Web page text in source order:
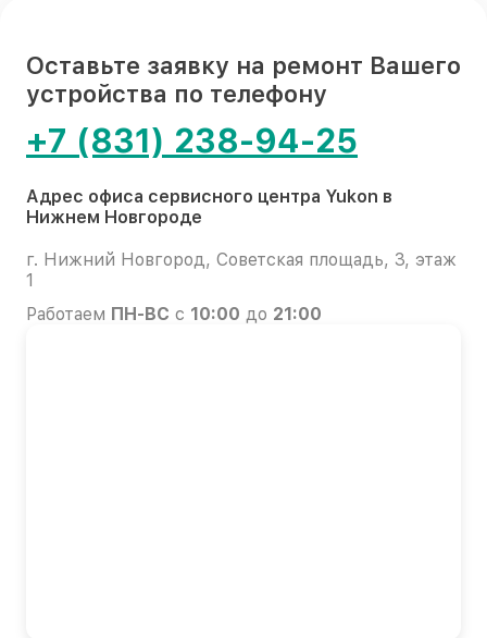
Оставьте заявку на ремонт Вашего
устройства по телефону
+7 (831) 238-94-25
Адрес офиса сервисного центра Yukon в
Нижнем Новгороде
г. Нижний Новгород, Советская площадь, 3, этаж
1
Работаем ПН-ВС с 10:00 до 21:00